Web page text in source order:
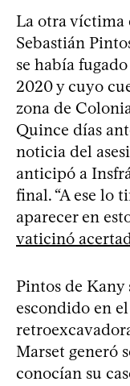
La otra víctima
Sebastián
se había
2020 y cuyo
zona de
Quince días
noticia del
anticipó a
final. “A ese lo
aparecer en
vaticinó
Pintos de Kany
escondido en
Marset generó
conocían su